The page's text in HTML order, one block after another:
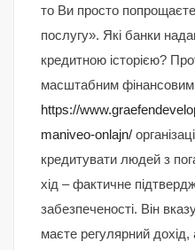
то Ви просто
послугу». Які банки
кредитною історією?
масштабним фінансовим
https://
maniveo-onlajn/
кредитувати людей з
хід – фактичне
забезпеченості. Він
маєте регулярний